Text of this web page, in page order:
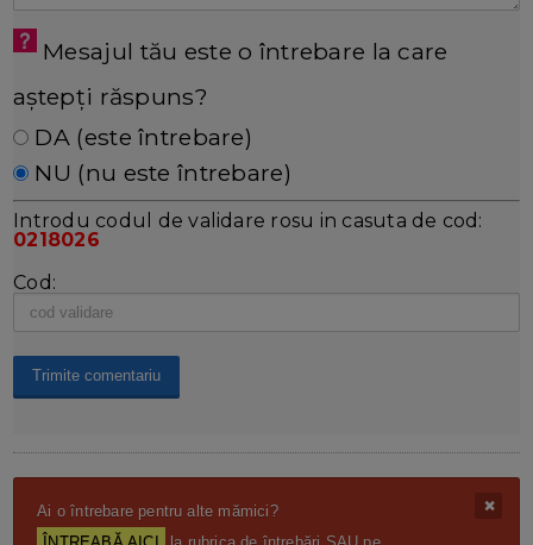
Mesajul tău este o întrebare la care
aștepți răspuns?
DA (este întrebare)
NU (nu este întrebare)
Introdu codul de validare rosu in casuta de cod:
0218026
Cod:
Ai o întrebare pentru alte mămici?